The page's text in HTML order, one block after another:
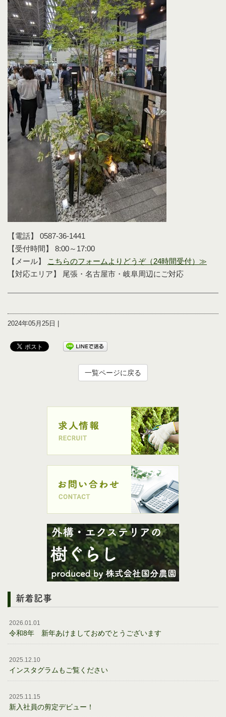
【電話】 0587-36-1441
【受付時間】 8:00～17:00
【メール】
こちらのフォームよりどうぞ（24時間受付）≫
【対応エリア】 尾張・名古屋市・岐阜周辺にご対応
2024年05月25日 |
一覧ページに戻る
新着記事
2026.01.01
令和8年 新年あけましておめでとうございます
2025.12.10
インスタグラムもご覧ください
2025.11.15
新入社員の剪定デビュー！